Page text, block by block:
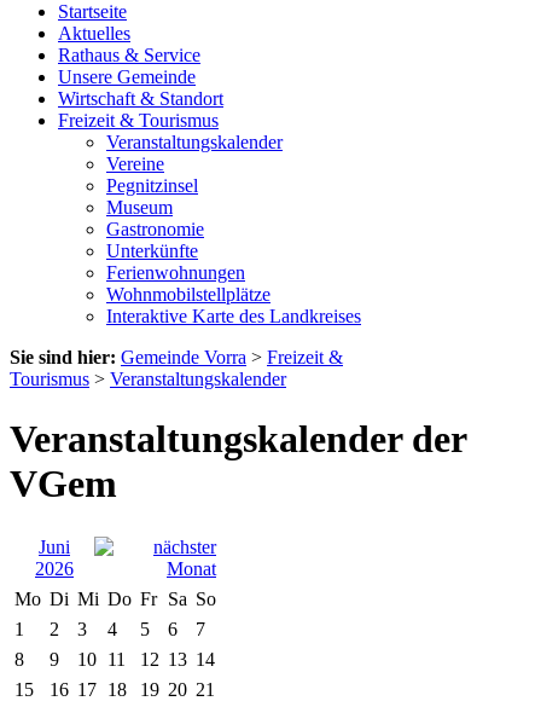
Startseite
Aktuelles
Rathaus & Service
Unsere Gemeinde
Wirtschaft & Standort
Freizeit & Tourismus
Veranstaltungskalender
Vereine
Pegnitzinsel
Museum
Gastronomie
Unterkünfte
Ferienwohnungen
Wohnmobilstellplätze
Interaktive Karte des Landkreises
Sie sind hier: Gemeinde Vorra > Freizeit &
Tourismus > Veranstaltungskalender
Veranstaltungskalender der
VGem
Juni
2026
Mo Di Mi Do Fr Sa So
1
2 3 4 5 6
7
8
9 10 11 12 13 14
15
16 17 18 19 20 21